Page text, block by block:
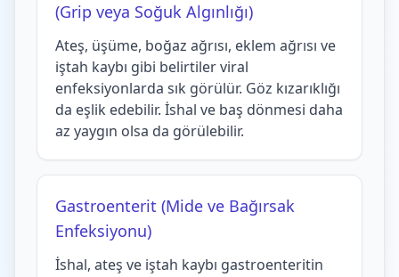
(Grip veya Soğuk Algınlığı)
Ateş, üşüme, boğaz ağrısı, eklem ağrısı ve
iştah kaybı gibi belirtiler viral
enfeksiyonlarda sık görülür. Göz kızarıklığı
da eşlik edebilir. İshal ve baş dönmesi daha
az yaygın olsa da görülebilir.
Gastroenterit (Mide ve Bağırsak
Enfeksiyonu)
İshal, ateş ve iştah kaybı gastroenteritin